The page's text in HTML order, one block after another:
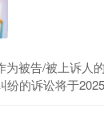
为被告/被上诉人
纷的诉讼将于